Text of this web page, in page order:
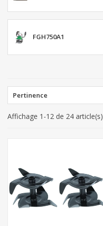
FGH750A1
Pertinence
Affichage 1-12 de 24 article(s)